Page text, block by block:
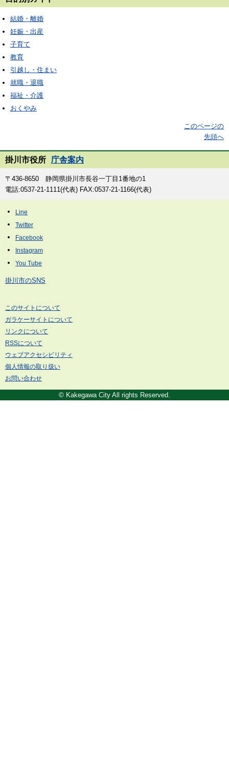
結婚・離婚
妊娠・出産
子育て
教育
引越し・住まい
就職・退職
福祉・介護
おくやみ
このページの
先頭へ
掛川市役所 庁舎案内
〒436-8650 静岡県掛川市長谷一丁目1番地の1
電話:0537-21-1111(代表) FAX:0537-21-1166(代表)
掛川市のSNS
このサイトについて
ガラケーサイトについて
リンクについて
RSSについて
ウェブアクセシビリティ
個人情報の取り扱い
お問い合わせ
© Kakegawa City All rights Reserved.